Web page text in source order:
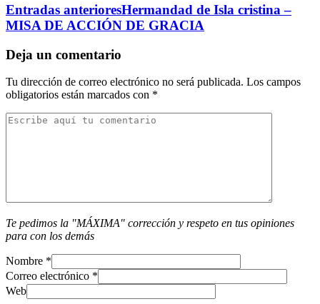
Entradas anterioresHermandad de Isla cristina –
MISA DE ACCIÓN DE GRACIA
Deja un comentario
Tu dirección de correo electrónico no será publicada. Los campos
obligatorios están marcados con *
Te pedimos la "MÁXIMA" corrección y respeto en tus opiniones
para con los demás
Nombre *
Correo electrónico *
Web